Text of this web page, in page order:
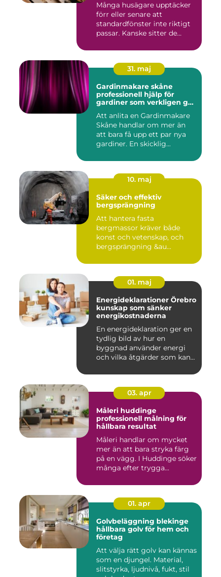
Många husägare upptäcker
förr eller senare att
standardfönster inte riktigt
passar. Kanske sitter de...
31. maj
Gardinmakare skåne
professionell hjälp för
gardiner som verkligen gör
Att anlita en Gardinmakare
Skåne handlar om mer än
att bara få upp ett par nya
gardiner. En skicklig...
10. maj
Säker och effektiv
bergsprängning
Att hantera fasta
bergmassor kräver både
konst och vetenskap, och
bergsprängning &au...
01. maj
Energideklarationer Örebro
kunskap som sänker
energikostnaderna
En energideklaration ger en
tydlig bild av hur en
byggnad använder energi
och vilka åtgärder som kan...
03. apr
Måleri huddinge
professionell målning för
hållbara resultat
Måleri handlar om mycket
mer än att bara stryka färg
på en vägg. I Huddinge söker
många efter trygga...
01. apr
Golvbeläggning blekinge
hållbara golv för hem och
företag
Att välja rätt golv kan kännas
som en djungel. Material,
slitstyrka, ljudnivå, fukt, stil